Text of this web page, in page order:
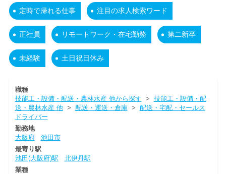
定時で帰れる仕事 注目の求人検索ワード
正社員 リモートワーク・在宅勤務 第二新卒
未経験 土日祝日休み
職種
技能工・設備・配送・農林水産 他から探す > 技能工・設備・配
送・農林水産 他> 配送・運送・倉庫> 配送・宅配・セールス
ドライバー
勤務地
大阪府
池田市
最寄り駅
池田(大阪府)駅
北伊丹駅
業種